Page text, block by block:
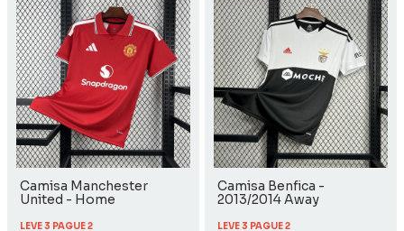
Camisa Manchester
United - Home
LEVE 3 PAGUE 2
Camisa Benfica -
2013/2014 Away
LEVE 3 PAGUE 2